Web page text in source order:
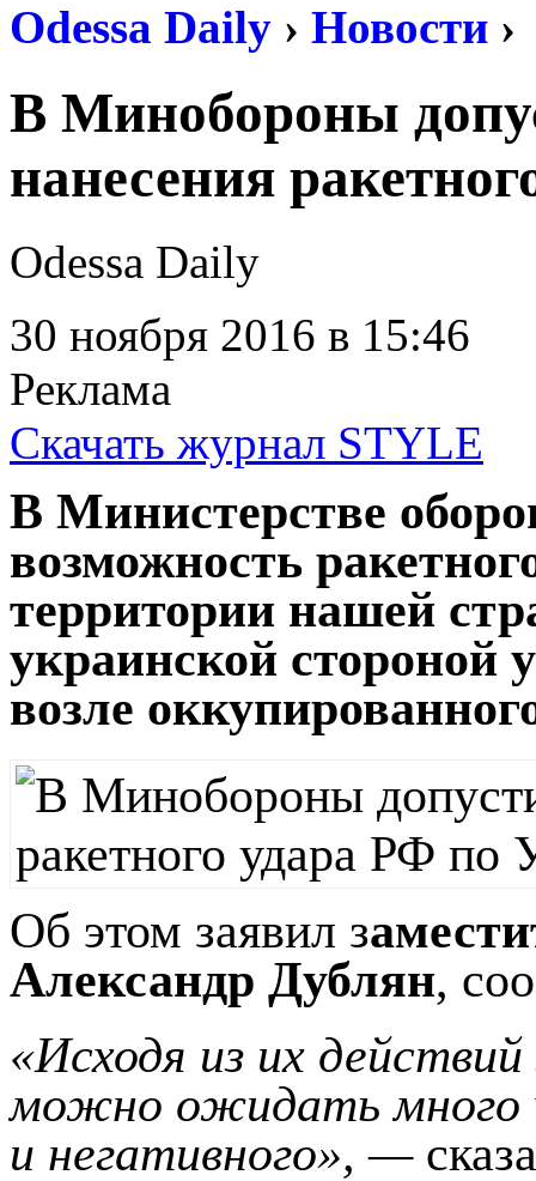
Odessa Daily › Новости ›
В Минобороны
нанесения
Odessa Daily
30 ноября 2016 в 15:46
Реклама
Скачать журнал STYLE
В Министерстве
возможность
территории нашей
украинской стороной
возле
Об этом заявил з
Александр Дублян,
«Исходя из их
можно ожидать много
и негативного», —